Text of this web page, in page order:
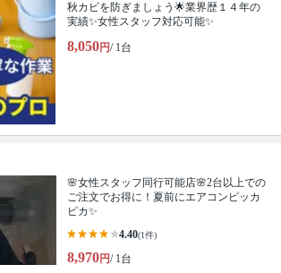
秋カビを防ぎましょう🌟業界歴１４年の
実績✨女性スタッフ対応可能✨
8,050円/ 1台
🌸女性スタッフ同行可能店🌸2台以上での
ご注文でお得に！夏前にエアコンピッカ
ピカ✨
4.40(1件)
8,970円/ 1台